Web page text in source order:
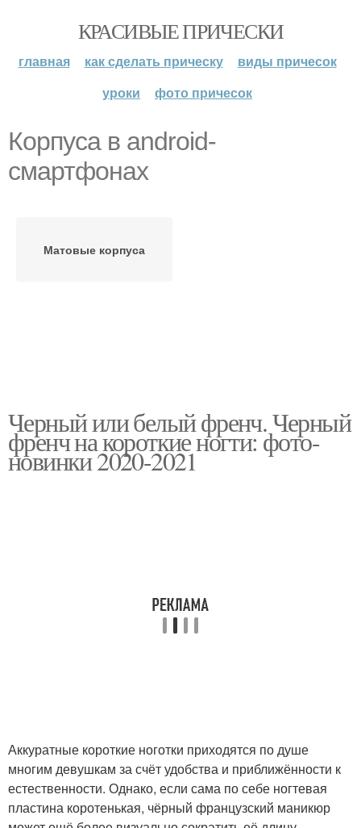
КРАСИВЫЕ ПРИЧЕСКИ
главная как сделать прическу
виды причесок
уроки
фото причесок
Корпуса в android-
смартфонах
Матовые корпуса
Черный или белый френч. Черный
френч на короткие ногти: фото-
новинки 2020-2021
Аккуратные короткие ноготки приходятся по душе
многим девушкам за счёт удобства и приближённости к
естественности. Однако, если сама по себе ногтевая
пластина коротенькая, чёрный французский маникюр